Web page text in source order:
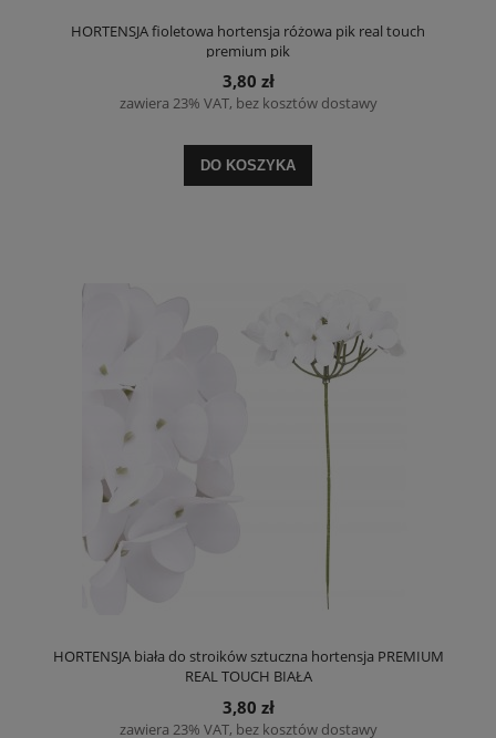
HORTENSJA fioletowa hortensja różowa pik real touch
premium pik
3,80 zł
zawiera 23% VAT, bez kosztów dostawy
DO KOSZYKA
HORTENSJA biała do stroików sztuczna hortensja PREMIUM
REAL TOUCH BIAŁA
3,80 zł
zawiera 23% VAT, bez kosztów dostawy